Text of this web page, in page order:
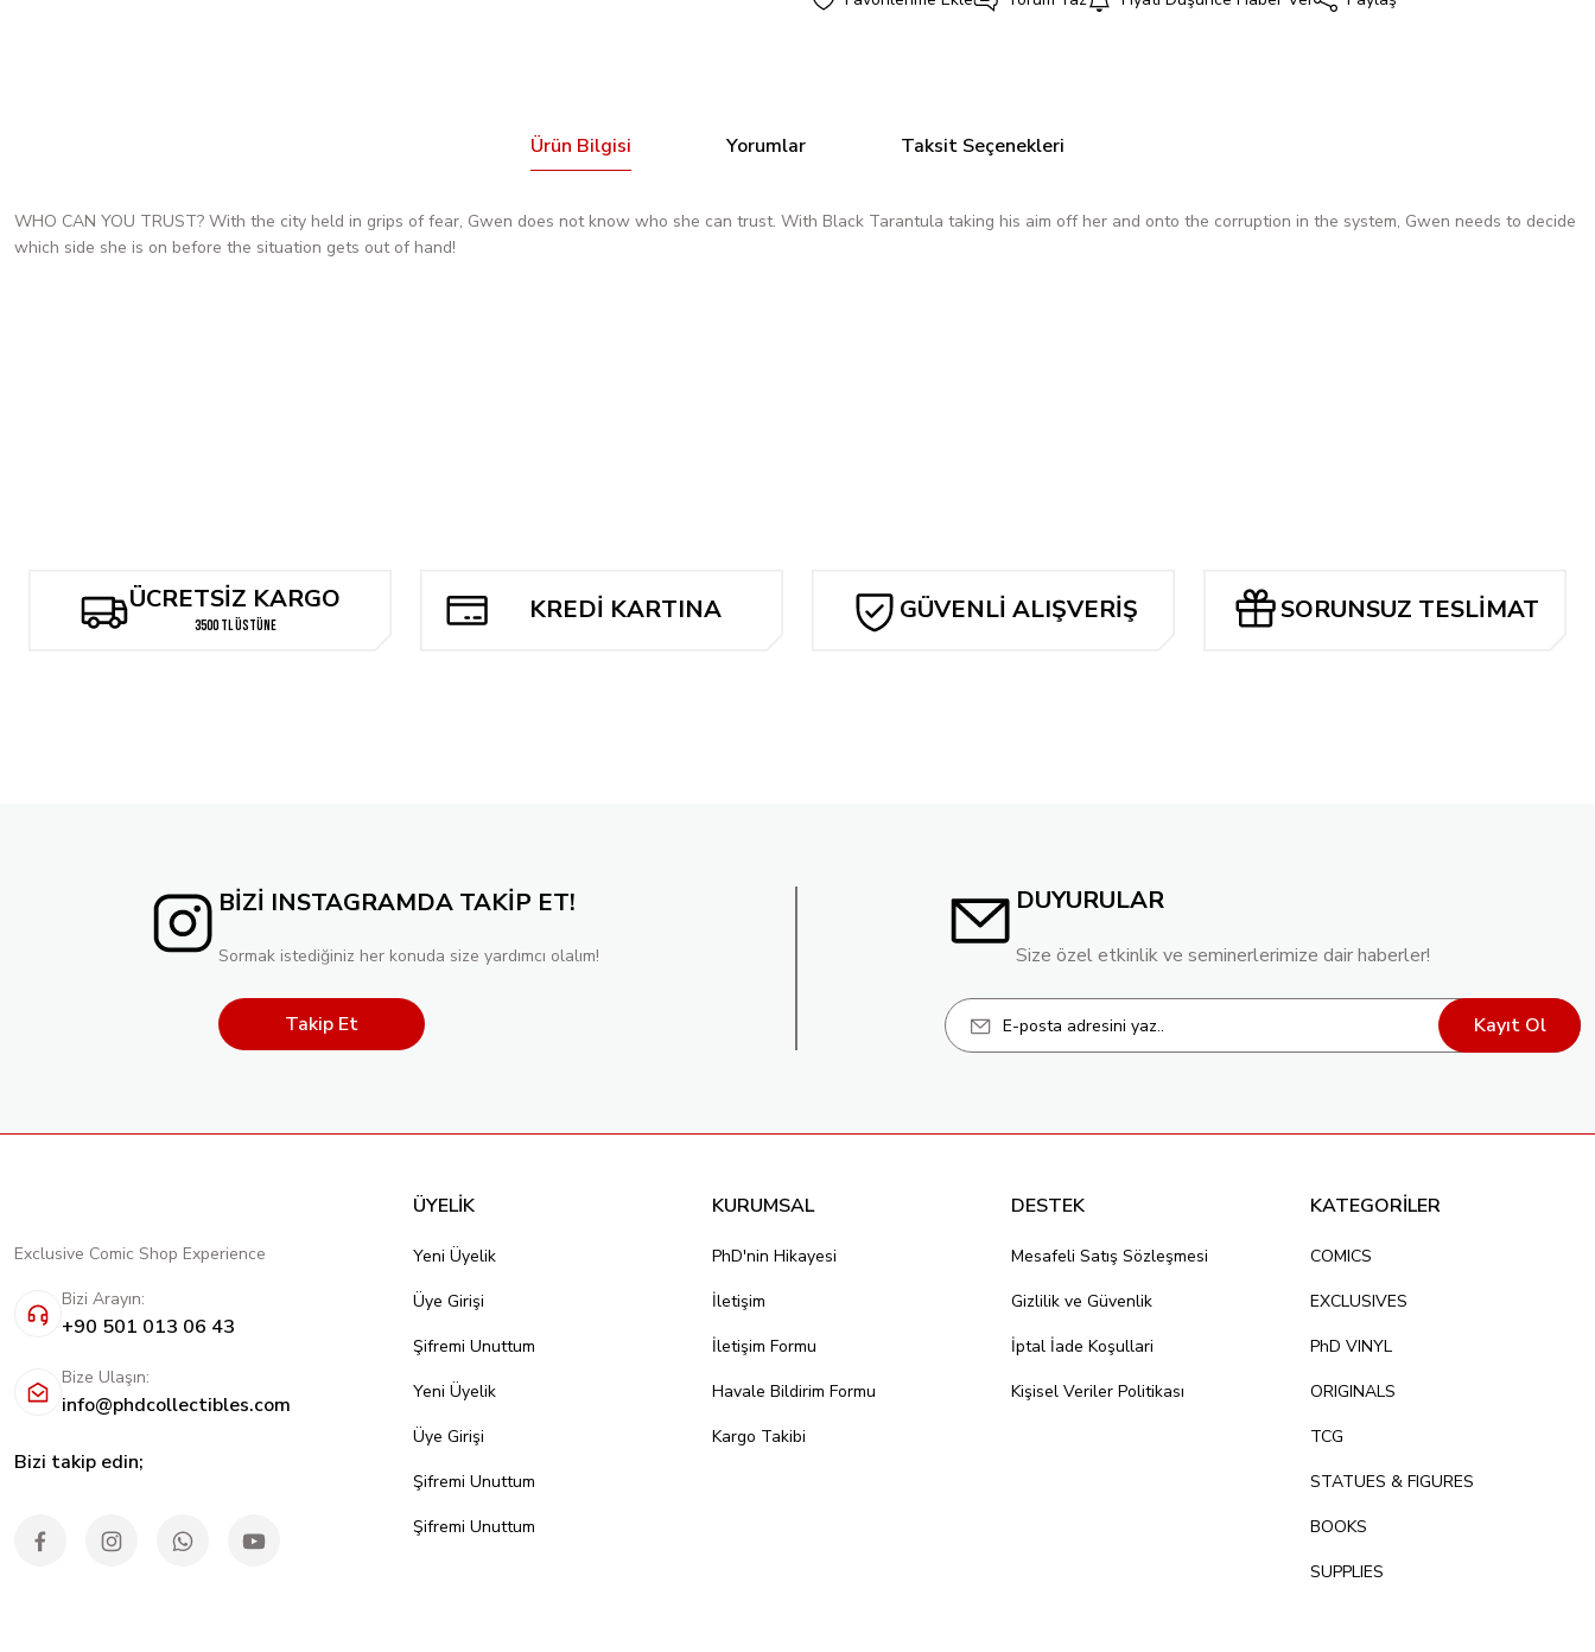
Ürün Bilgisi Yorumlar Taksit Seçenekleri
WHO CAN YOU TRUST? With the city held in grips of fear, Gwen does not know who she can trust. With Black Tarantula taking his aim off her and onto the corruption in the system, Gwen needs to decide
which side she is on before the situation gets out of hand!
12.039,17 TL 1.203,92 TL
ÜCRETSİZ KARGO
3500 TL ÜSTÜNE
KREDİ KARTINA
GÜVENLİ ALIŞVERİŞ SORUNSUZ TESLİMAT
BİZİ INSTAGRAMDA TAKİP ET!
Sormak istediğiniz her konuda size yardımcı olalım!
Takip Et
DUYURULAR
Size özel etkinlik ve seminerlerimize dair haberler!
Kayıt Ol
Exclusive Comic Shop Experience
Bizi Arayın:
+90 501 013 06 43
Bize Ulaşın:
info@phdcollectibles.com
Bizi takip edin;
ÜYELİK
Yeni Üyelik
Üye Girişi
Şifremi Unuttum
Yeni Üyelik
Üye Girişi
Şifremi Unuttum
Şifremi Unuttum
KURUMSAL
PhD'nin Hikayesi
İletişim
İletişim Formu
Havale Bildirim Formu
Kargo Takibi
DESTEK
Mesafeli Satış Sözleşmesi
Gizlilik ve Güvenlik
İptal İade Koşullari
Kişisel Veriler Politikası
KATEGORİLER
COMICS
EXCLUSIVES
PhD VINYL
ORIGINALS
TCG
STATUES & FIGURES
BOOKS
SUPPLIES